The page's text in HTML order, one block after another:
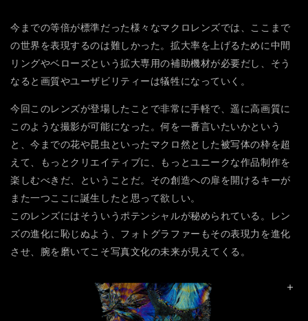
今までの等倍が標準だった様々なマクロレンズでは、ここまで
の世界を表現するのは難しかった。拡大率を上げるために中間
リングやベローズという拡大専用の補助機材が必要だし、そう
なると画質やユーザビリティーは犠牲になっていく。
今回このレンズが登場したことで非常に手軽で、遥に高画質に
このような撮影が可能になった。何を一番言いたいかという
と、今までの花や昆虫といったマクロ然とした被写体の枠を超
えて、もっとクリエイティブに、もっとユニークな作品制作を
楽しむべきだ、ということだ。その創造への扉を開けるキーが
また一つここに誕生したと思って欲しい。
このレンズにはそういうポテンシャルが秘められている。レン
ズの進化に恥じぬよう、フォトグラファーもその表現力を進化
させ、腕を磨いてこそ写真文化の未来が見えてくる。